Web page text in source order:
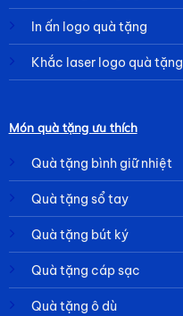
In ấn logo quà tặng
Khắc laser logo quà tặng
Món quà tặng ưu thích
Quà tặng bình giữ nhiệt
Quà tặng sổ tay
Quà tặng bút ký
Quà tặng cáp sạc
Quà tặng ô dù